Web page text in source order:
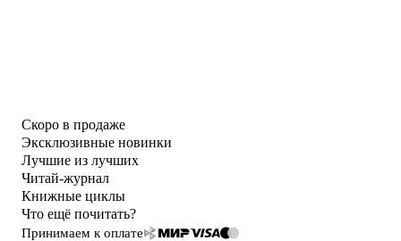
Скоро в продаже
Эксклюзивные новинки
Лучшие из лучших
Читай-журнал
Книжные циклы
Что ещё почитать?
Принимаем к оплате